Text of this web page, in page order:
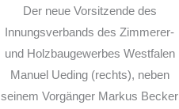
Der neue Vorsitzende des
Innungsverbands des Zimmerer-
und Holzbaugewerbes Westfalen
Manuel Ueding (rechts), neben
seinem Vorgänger Markus Becker